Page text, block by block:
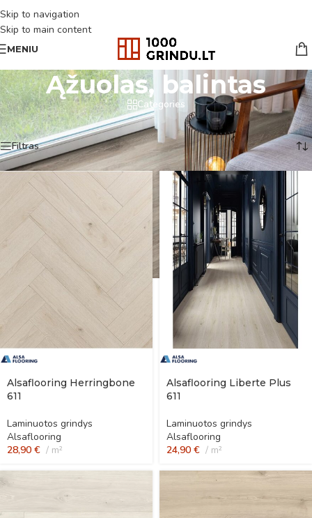
Skip to navigation
Skip to main content
MENIU
Ąžuolas, balintas
Categories
Pradžia/Produkto Spalva/Ąžuolas, balintas Rodoma 1–18 iš 31
Filtras
Alsaflooring Herringbone
611
Laminuotos grindys
Alsaflooring
28,90 € m²
Alsaflooring Liberte Plus
611
Laminuotos grindys
Alsaflooring
24,90 € m²